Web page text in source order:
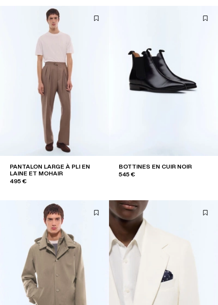
PANTALON LARGE À PLI EN
LAINE ET MOHAIR
495 €
BOTTINES EN CUIR NOIR
545 €